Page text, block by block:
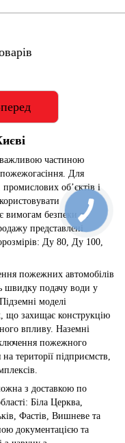
важливою частиною
Для
об’єктів і
вимогам безпеки та
представлені
Ду 80, Ду 100,
пожежних автомобілів
швидку подачу води у
моделі
що захищає конструкцію
впливу. Наземні
пожежного
території підприємств,
з доставкою по
Біла Церква,
Фастів, Вишневе та
документацією та